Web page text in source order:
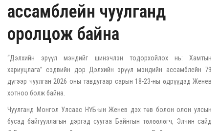
ассамблейн чуулганд
оролцож байна
“Дэлхийн эрүүл мэндийг шинэчлэн тодорхойлох нь: Хамтын
хариуцлага” сэдвийн дор Дэлхийн эрүүл мэндийн ассамблейн 79
дүгээр чуулган 2026 оны тавдугаар сарын 18-23-ны өдрүүдэд Женев
хотноо болж байна.
Чуулганд Монгол Улсаас НҮБ-ын Женев дэх төв болон олон улсын
бусад байгууллагын дэргэд суугаа Байнгын төлөөлөгч, Элчин сайд